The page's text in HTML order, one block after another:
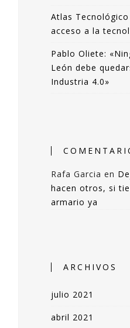
Atlas
acceso a la
Pablo Oliete:
León debe
Industria 4.0»
Rafa Garcia en
hacen otros, si
armario ya
ARCHIVOS
julio 2021
abril 2021